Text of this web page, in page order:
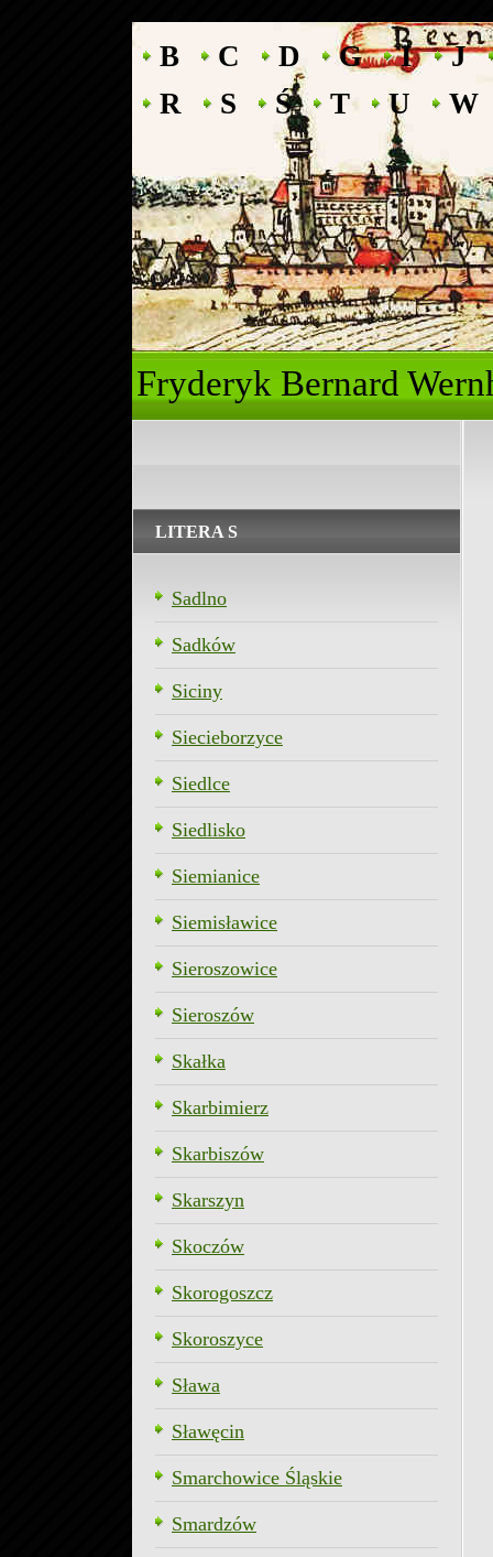
B C D G I
J
R
S Ś T U W
Fryderyk
LITERA S
Sadlno
Sadków
Siciny
Siecieborzyce
Siedlce
Siedlisko
Siemianice
Siemisławice
Sieroszowice
Sieroszów
Skałka
Skarbimierz
Skarbiszów
Skarszyn
Skoczów
Skorogoszcz
Skoroszyce
Sława
Sławęcin
Smarchowice Śląskie
Smardzów